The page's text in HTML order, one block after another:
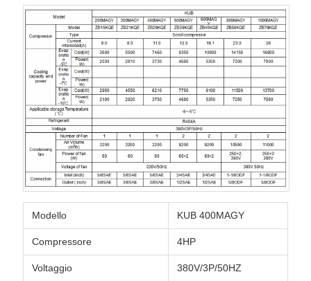
Modello KUB 400MAGY
Compressore 4HP
Voltaggio 380V/3P/50HZ